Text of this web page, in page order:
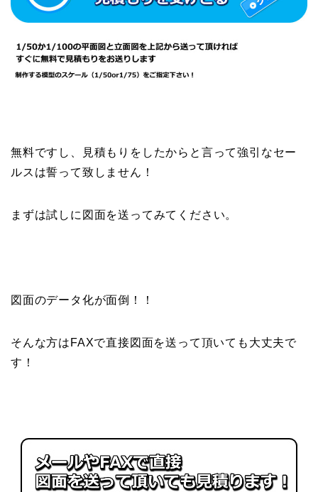
無料ですし、見積もりをしたからと言って強引なセー
ルスは誓って致しません！
まずは試しに図面を送ってみてください。
図面のデータ化が面倒！！
そんな方はFAXで直接図面を送って頂いても大丈夫で
す！